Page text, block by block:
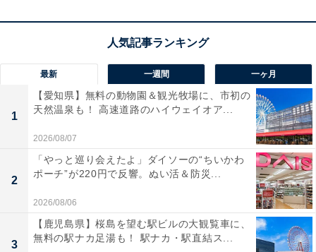
最新 一週間 一ヶ月
1
【愛知県】無料の動物園＆観光牧場に、市初の
天然温泉も！ 高速道路のハイウェイオア...
2026/08/07
2
「やっと巡り会えたよ」ダイソーの“ちいかわ
ポーチ”が220円で反響。ぬい活＆防災...
2026/08/06
3
【鹿児島県】桜島を望む駅ビルの大観覧車に、
無料の駅ナカ足湯も！ 駅ナカ・駅直結ス...